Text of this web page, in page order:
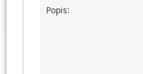
Popis: